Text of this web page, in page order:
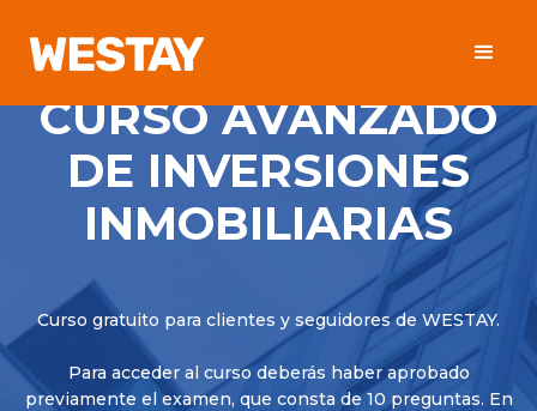
CURSO AVANZADO
DE INVERSIONES
INMOBILIARIAS
Curso gratuito para clientes y seguidores de WESTAY.
Para acceder al curso deberás haber aprobado
previamente el examen, que consta de 10 preguntas. En